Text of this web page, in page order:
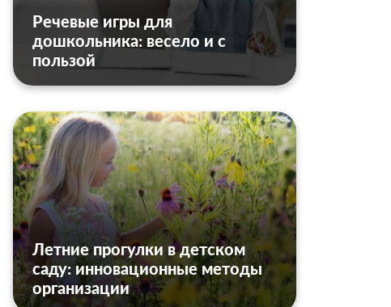
Речевые игры для
дошкольника: весело и с
пользой
Летние прогулки в детском
саду: инновационные методы
организации